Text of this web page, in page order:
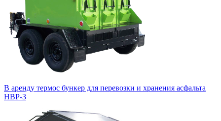
В аренду термос бункер для перевозки и хранения асфальта
HBP-3